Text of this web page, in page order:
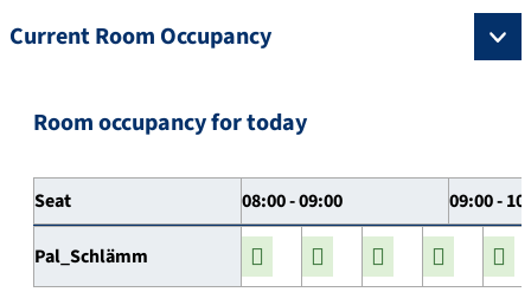
Current Room Occupancy
Room occupancy for today
Seat 08:00 - 09:00 09:00 -
Pal_Schlämm